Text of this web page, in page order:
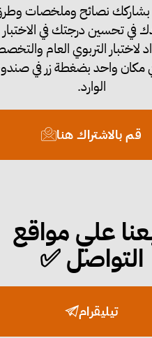
بشاركك نصائح وملخصات
في تحسين درجتك في الاختبار
لاختبار التربوي العام
مكان واحد بضغطة زر في
الوارد.
قم بالاشتراك هنا
علي مواقع
التواصل ✅
تيليقرام